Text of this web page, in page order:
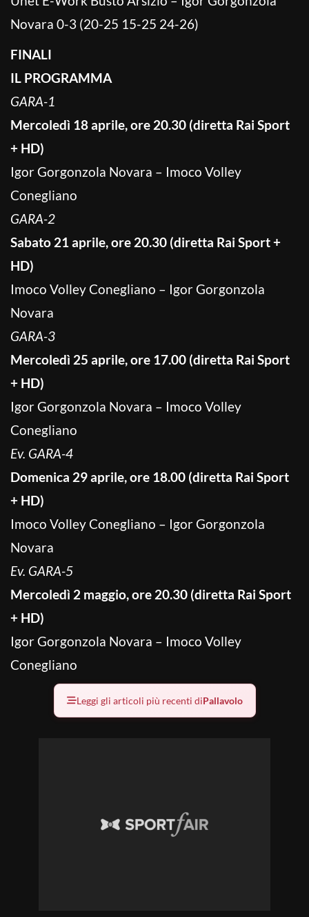
Novara 0-3 (20-25 15-25 24-26)
FINALI
IL PROGRAMMA
GARA-1
Mercoledì 18 aprile, ore 20.30 (diretta Rai Sport
+ HD)
Igor Gorgonzola Novara – Imoco Volley
Conegliano
GARA-2
Sabato 21 aprile, ore 20.30 (diretta Rai Sport +
HD)
Imoco Volley Conegliano – Igor Gorgonzola
Novara
GARA-3
Mercoledì 25 aprile, ore 17.00 (diretta Rai Sport
+ HD)
Igor Gorgonzola Novara – Imoco Volley
Conegliano
Ev. GARA-4
Domenica 29 aprile, ore 18.00 (diretta Rai Sport
+ HD)
Imoco Volley Conegliano – Igor Gorgonzola
Novara
Ev. GARA-5
Mercoledì 2 maggio, ore 20.30 (diretta Rai Sport
+ HD)
Igor Gorgonzola Novara – Imoco Volley
Conegliano
Leggi gli articoli più recenti diPallavolo